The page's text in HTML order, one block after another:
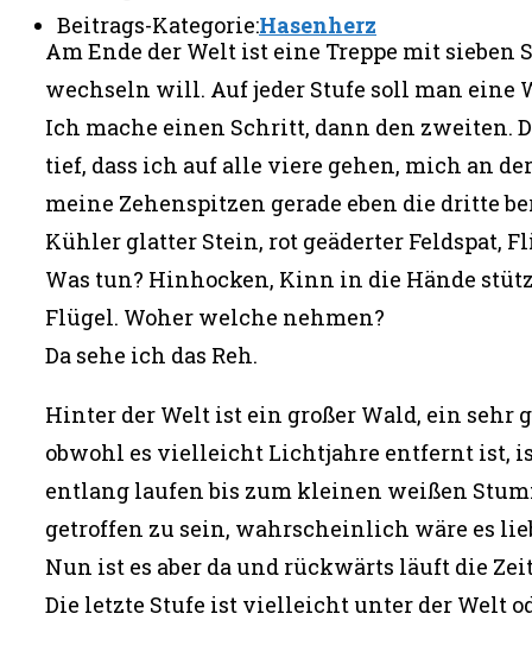
Beitrags-Kategorie:Hasenherz
Am Ende der Welt ist eine Treppe mit
wechseln will. Auf jeder Stufe soll man eine
Ich mache einen Schritt, dann den zweiten.
tief, dass ich auf alle viere gehen, mich an
meine Zehenspitzen gerade eben die dritte
Kühler glatter Stein, rot geäderter Feldspat,
Was tun? Hinhocken, Kinn in die Hände
Flügel. Woher welche nehmen?
Da sehe ich das Reh.
Hinter der Welt ist ein großer Wald, ein sehr
obwohl es vielleicht Lichtjahre entfernt ist,
entlang laufen bis zum kleinen weißen
getroffen zu sein, wahrscheinlich wäre es
Nun ist es aber da und rückwärts läuft die
Die letzte Stufe ist vielleicht unter der Welt